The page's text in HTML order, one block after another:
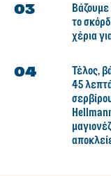
Βάζουμε
το
χέρια
Τέλος,
45